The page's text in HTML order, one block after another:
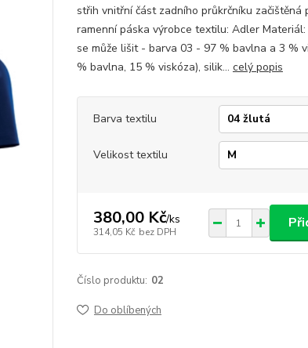
střih vnitřní část zadního průkrčníku začištěná
ramenní páska výrobce textilu: Adler
se může lišit - barva 03 - 97 % bavlna a 3 %
% bavlna, 15 % viskóza), silik... celý popis
Barva textilu
Velikost textilu
380,00 Kč/ks
314,05 Kč bez DPH
Číslo produktu: 02
Do oblíbených